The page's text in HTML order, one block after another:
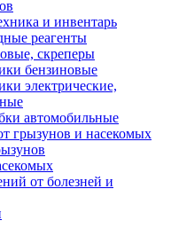
и инвентарь
реагенты
скреперы
бензиновые
электрические,
автомобильные
грызунов и насекомых
от болезней и